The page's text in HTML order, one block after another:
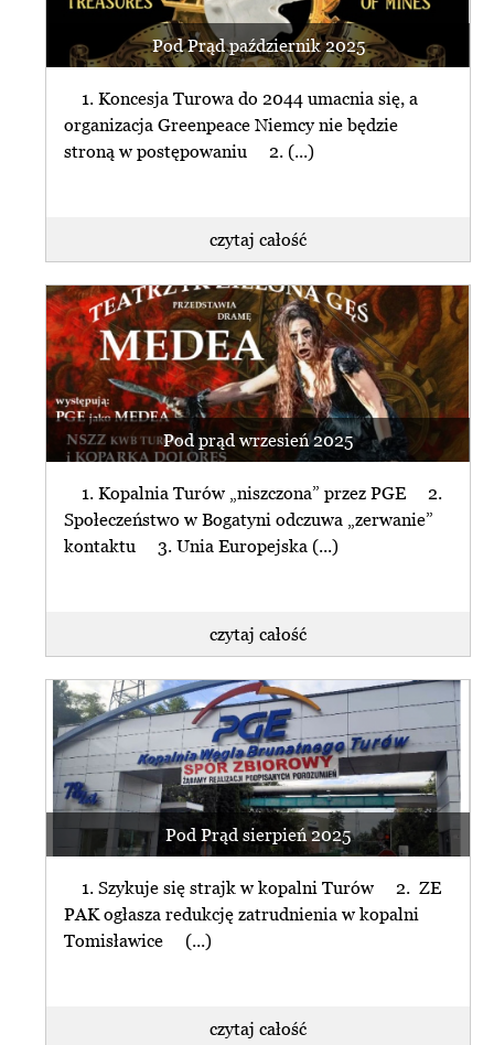
Pod Prąd październik 2025
1. Koncesja Turowa do 2044 umacnia się, a
organizacja Greenpeace Niemcy nie będzie
stroną w postępowaniu 2. (...)
czytaj całość
Pod prąd wrzesień 2025
1. Kopalnia Turów „niszczona” przez PGE 2.
Społeczeństwo w Bogatyni odczuwa „zerwanie”
kontaktu 3. Unia Europejska (...)
czytaj całość
Pod Prąd sierpień 2025
1. Szykuje się strajk w kopalni Turów 2. ZE
PAK ogłasza redukcję zatrudnienia w kopalni
Tomisławice (...)
czytaj całość